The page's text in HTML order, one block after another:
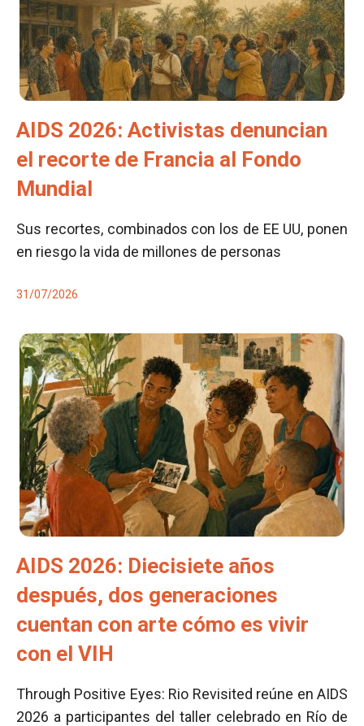
AIDS 2026: Activistas denuncian
el recorte de Francia al Fondo
Mundial
Sus recortes, combinados con los de EE UU, ponen
en riesgo la vida de millones de personas
31/07/2026
AIDS 2026: Diecisiete años
después, dos generaciones
cuentan con arte cómo es vivir
con el VIH
Through Positive Eyes: Rio Revisited reúne en AIDS
2026 a participantes del taller celebrado en Río de